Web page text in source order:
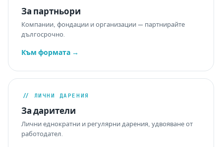
За партньори
Компании, фондации и организации — партнирайте
дългосрочно.
Към формата →
// ЛИЧНИ ДАРЕНИЯ
За дарители
Лични еднократни и регулярни дарения, удвояване от
работодател.